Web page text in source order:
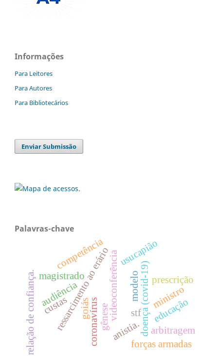
Informações
Para Leitores
Para Autores
Para Bibliotecários
Enviar Submissão
Palavras-chave
stf
videoconferência
coronavírus doença (covid-19)
forças armadas
prescrição
ressarcimento ao erário
magistrado
ministro
modelo
gênese
audiência
relação de confiança. anistia.
goiás
usucapião
arbitragem
custas
competência
educação